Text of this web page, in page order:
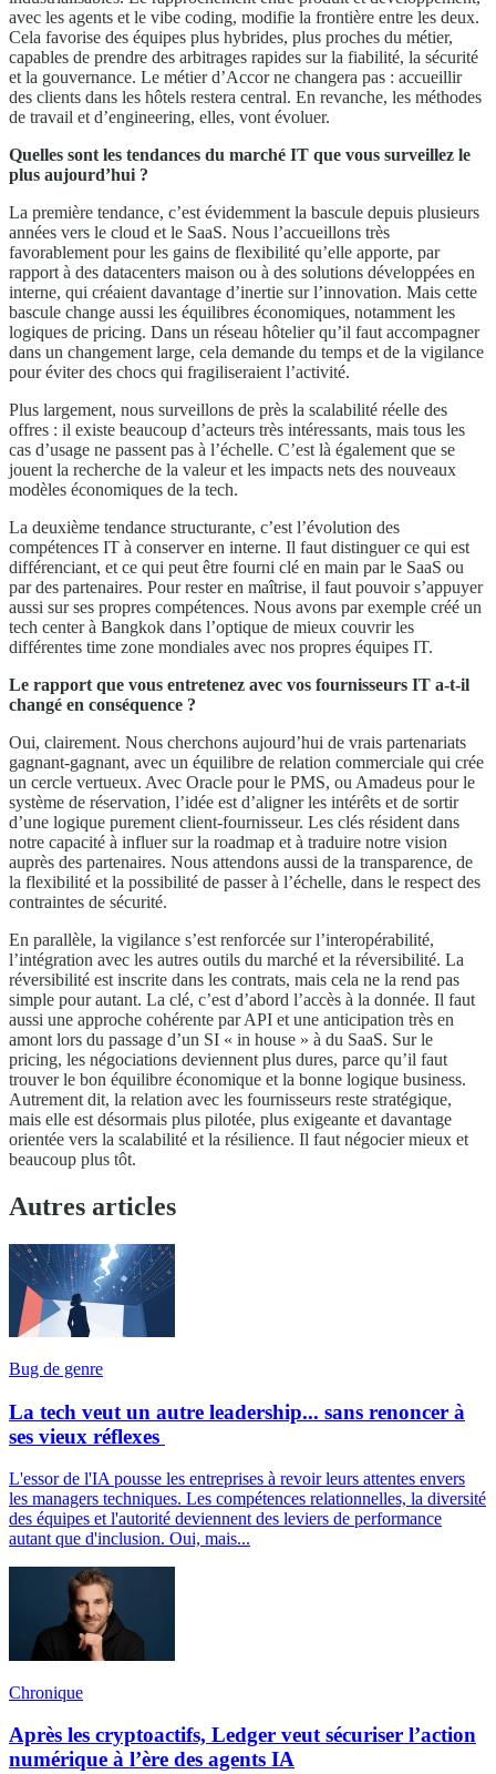
avec les agents et le vibe coding, modifie la frontière entre les deux.
Cela favorise des équipes plus hybrides, plus proches du métier,
capables de prendre des arbitrages rapides sur la fiabilité, la sécurité
et la gouvernance. Le métier d’Accor ne changera pas : accueillir
des clients dans les hôtels restera central. En revanche, les méthodes
de travail et d’engineering, elles, vont évoluer.
Quelles sont les tendances du marché IT que vous surveillez le
plus aujourd’hui ?
La première tendance, c’est évidemment la bascule depuis plusieurs
années vers le cloud et le SaaS. Nous l’accueillons très
favorablement pour les gains de flexibilité qu’elle apporte, par
rapport à des datacenters maison ou à des solutions développées en
interne, qui créaient davantage d’inertie sur l’innovation. Mais cette
bascule change aussi les équilibres économiques, notamment les
logiques de pricing. Dans un réseau hôtelier qu’il faut accompagner
dans un changement large, cela demande du temps et de la vigilance
pour éviter des chocs qui fragiliseraient l’activité.
Plus largement, nous surveillons de près la scalabilité réelle des
offres : il existe beaucoup d’acteurs très intéressants, mais tous les
cas d’usage ne passent pas à l’échelle. C’est là également que se
jouent la recherche de la valeur et les impacts nets des nouveaux
modèles économiques de la tech.
La deuxième tendance structurante, c’est l’évolution des
compétences IT à conserver en interne. Il faut distinguer ce qui est
différenciant, et ce qui peut être fourni clé en main par le SaaS ou
par des partenaires. Pour rester en maîtrise, il faut pouvoir s’appuyer
aussi sur ses propres compétences. Nous avons par exemple créé un
tech center à Bangkok dans l’optique de mieux couvrir les
différentes time zone mondiales avec nos propres équipes IT.
Le rapport que vous entretenez avec vos fournisseurs IT a-t-il
changé en conséquence ?
Oui, clairement. Nous cherchons aujourd’hui de vrais partenariats
gagnant-gagnant, avec un équilibre de relation commerciale qui crée
un cercle vertueux. Avec Oracle pour le PMS, ou Amadeus pour le
système de réservation, l’idée est d’aligner les intérêts et de sortir
d’une logique purement client-fournisseur. Les clés résident dans
notre capacité à influer sur la roadmap et à traduire notre vision
auprès des partenaires. Nous attendons aussi de la transparence, de
la flexibilité et la possibilité de passer à l’échelle, dans le respect des
contraintes de sécurité.
En parallèle, la vigilance s’est renforcée sur l’interopérabilité,
l’intégration avec les autres outils du marché et la réversibilité. La
réversibilité est inscrite dans les contrats, mais cela ne la rend pas
simple pour autant. La clé, c’est d’abord l’accès à la donnée. Il faut
aussi une approche cohérente par API et une anticipation très en
amont lors du passage d’un SI « in house » à du SaaS. Sur le
pricing, les négociations deviennent plus dures, parce qu’il faut
trouver le bon équilibre économique et la bonne logique business.
Autrement dit, la relation avec les fournisseurs reste stratégique,
mais elle est désormais plus pilotée, plus exigeante et davantage
orientée vers la scalabilité et la résilience. Il faut négocier mieux et
beaucoup plus tôt.
Autres articles
Bug de genre
La tech veut un autre leadership... sans renoncer à
ses vieux réflexes
L'essor de l'IA pousse les entreprises à revoir leurs attentes envers
les managers techniques. Les compétences relationnelles, la diversité
des équipes et l'autorité deviennent des leviers de performance
autant que d'inclusion. Oui, mais...
Chronique
Après les cryptoactifs, Ledger veut sécuriser l’action
numérique à l’ère des agents IA